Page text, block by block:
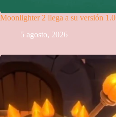
Moonlighter 2 llega a su versión 1.0
5 agosto, 2026